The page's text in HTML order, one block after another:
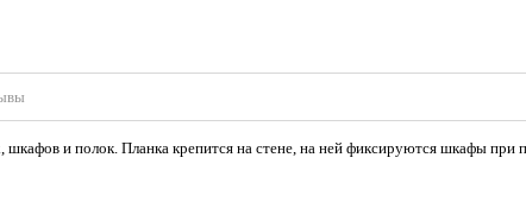
шкафов и полок. Планка крепится на стене, на ней фиксируются шкафы при